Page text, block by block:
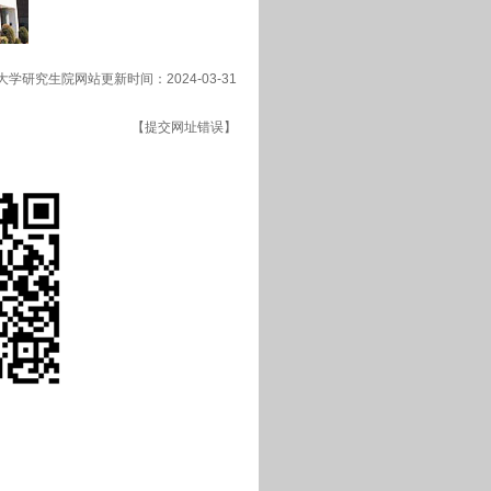
学研究生院网站更新时间：2024-03-31
【提交网址错误】